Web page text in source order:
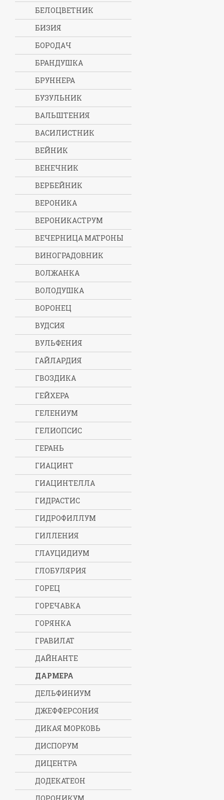
БЕЛОЦВЕТНИК
БИЗИЯ
БОРОДАЧ
БРАНДУШКА
БРУННЕРА
БУЗУЛЬНИК
ВАЛЬШТЕНИЯ
ВАСИЛИСТНИК
ВЕЙНИК
ВЕНЕЧНИК
ВЕРБЕЙНИК
ВЕРОНИКА
ВЕРОНИКАСТРУМ
ВЕЧЕРНИЦА МАТРОНЫ
ВИНОГРАДОВНИК
ВОЛЖАНКА
ВОЛОДУШКА
ВОРОНЕЦ
ВУДСИЯ
ВУЛЬФЕНИЯ
ГАЙЛАРДИЯ
ГВОЗДИКА
ГЕЙХЕРА
ГЕЛЕНИУМ
ГЕЛИОПСИС
ГЕРАНЬ
ГИАЦИНТ
ГИАЦИНТЕЛЛА
ГИДРАСТИС
ГИДРОФИЛЛУМ
ГИЛЛЕНИЯ
ГЛАУЦИДИУМ
ГЛОБУЛЯРИЯ
ГОРЕЦ
ГОРЕЧАВКА
ГОРЯНКА
ГРАВИЛАТ
ДАЙНАНТЕ
ДАРМЕРА
ДЕЛЬФИНИУМ
ДЖЕФФЕРСОНИЯ
ДИКАЯ МОРКОВЬ
ДИСПОРУМ
ДИЦЕНТРА
ДОДЕКАТЕОН
ДОРОНИКУМ